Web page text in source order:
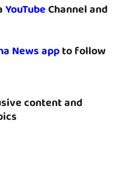
YouTubeChannel and
News appto follow
content and